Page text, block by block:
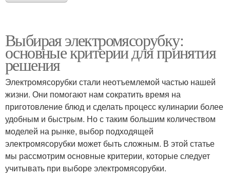
Выбирая электромясорубку:
основные критерии для принятия
решения
Электромясорубки стали неотъемлемой частью нашей
жизни. Они помогают нам сократить время на
приготовление блюд и сделать процесс кулинарии более
удобным и быстрым. Но с таким большим количеством
моделей на рынке, выбор подходящей
электромясорубки может быть сложным. В этой статье
мы рассмотрим основные критерии, которые следует
учитывать при выборе электромясорубки.